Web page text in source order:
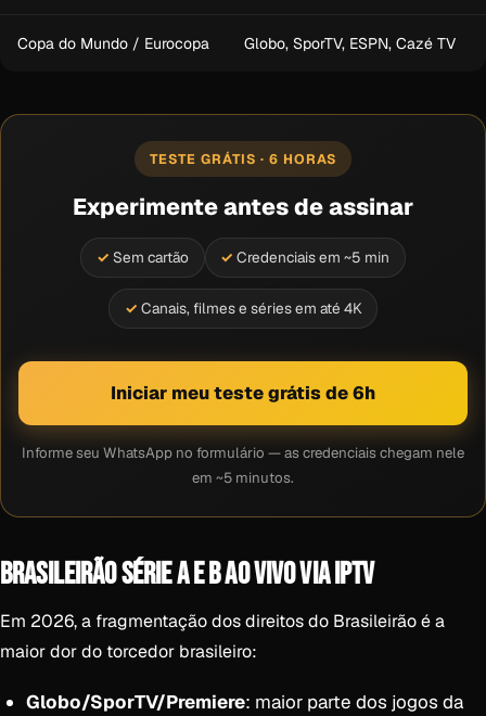
Copa do Mundo / Eurocopa Globo, SporTV, ESPN, Cazé TV
TESTE GRÁTIS · 6 HORAS
Experimente antes de assinar
Sem cartão Credenciais em ~5 min
Canais, filmes e séries em até 4K
Iniciar meu teste grátis de 6h
Informe seu WhatsApp no formulário — as credenciais chegam nele
em ~5 minutos.
BRASILEIRÃO SÉRIE A E B AO VIVO VIA IPTV
Em 2026, a fragmentação dos direitos do Brasileirão é a
maior dor do torcedor brasileiro:
Globo/SporTV/Premiere: maior parte dos jogos da